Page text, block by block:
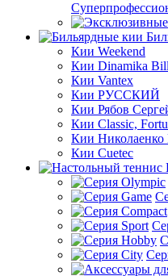
Кии Weekend
Кии Dinamika
Кии Vantex
Кии РУССКИЙ
Кии Рябов
Кии Classic,
Кии
Кии Cuetec